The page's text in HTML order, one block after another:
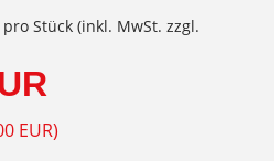
pro Stück (inkl. MwSt. zzgl.
EUR)